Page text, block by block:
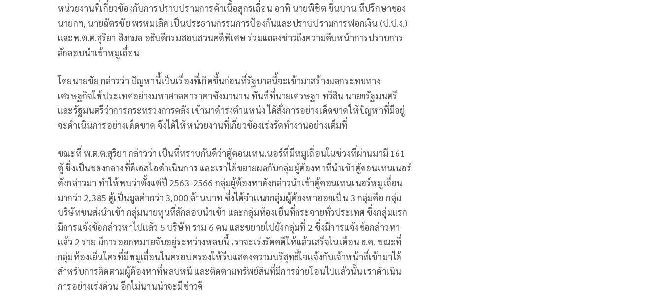
หน่วยงานที่เกี่ยวข้องกับการปราบปรามการค้าเนื้อสุกรเถื่อน อาทิ นายพิชิต ชื่นบาน ที่ปรึกษาของ
นายกฯ, นายฉัตรชัย พรหมเลิศ เป็นประธานกรรมการป้องกันและปราบปรามการฟอกเงิน (ป.ป.ง.)
และพ.ต.ต.สุริยา สิงกมล อธิบดีกรมสอบสวนคดีพิเศษ ร่วมแถลงข่าวถึงความคืบหน้าการปราบการ
ลักลอบนำเข้าหมูเถื่อน
โดยนายชัย กล่าวว่า ปัญหานี้เป็นเรื่องที่เกิดขึ้นก่อนที่รัฐบาลนี้จะเข้ามาสร้างผลกระทบทาง
เศรษฐกิจให้ประเทศอย่างมหาศาลคาราคาซังมานาน ทันทีที่นายเศรษฐา ทวีสิน นายกรัฐมนตรี
และรัฐมนตรีว่าการกระทรวงการคลัง เข้ามาดำรงตำแหน่ง ได้สั่งการอย่างเด็ดขาดให้ปัญหาที่มีอยู่
จะดำเนินการอย่างเด็ดขาด จึงได้ให้หน่วยงานที่เกี่ยวข้องเร่งรัดทำงานอย่างเต็มที่
ขณะที่ พ.ต.ต.สุริยา กล่าวว่า เป็นที่ทราบกันดีว่าตู้คอนเทนเนอร์ที่มีหมูเถื่อนในช่วงที่ผ่านมามี 161
ตู้ ซึ่งเป็นของกลางที่ดีเอสไอดำเนินการ และเราได้ขยายผลกับกลุ่มผู้ต้องหาที่นำเข้าตู้คอนเทนเนอร์
ดังกล่าวมา ทำให้พบว่าตั้งแต่ปี 2563-2566 กลุ่มผู้ต้องหาดังกล่าวนำเข้าตู้คอนเทนเนอร์หมูเถื่อน
มากว่า 2,385 ตู้เป็นมูลค่ากว่า 3,000 ล้านบาท ซึ่งได้จำแนกกลุ่มผู้ต้องหาออกเป็น 3 กลุ่มคือ กลุ่ม
บริษัทขนส่งนำเข้า กลุ่มนายทุนที่ลักลอบนำเข้า และกลุ่มห้องเย็นที่กระจายทั่วประเทศ ซึ่งกลุ่มแรก
มีการแจ้งข้อกล่าวหาไปแล้ว 5 บริษัท รวม 6 คน และขยายไปยังกลุ่มที่ 2 ซึ่งมีการแจ้งข้อกล่าวหา
แล้ว 2 ราย มีการออกหมายจับอยู่ระหว่างหลบนี้ เราจะเร่งรัดคดีให้แล้วเสร็จในเดือน ธ.ค. ขณะที่
กลุ่มห้องเย็นใครที่มีหมูเถื่อนในครอบครองให้รีบแสดงความบริสุทธิ์ใจแจ้งกับเจ้าหน้าที่เข้ามาได้
สำหรับการติดตามผู้ต้องหาที่หลบหนี และติดตามทรัพย์สินที่มีการถ่ายโอนไปแล้วนั้น เราดำเนิน
การอย่างเร่งด่วน อีกไม่นานน่าจะมีข่าวดี